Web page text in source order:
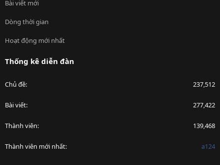
Bài viết mới
Dòng thời gian
Hoạt động mới nhất
Thống kê diễn đàn
Chủ đề 237,512
Bài viết 277,422
Thành viên 139,468
Thành viên mới nhất a124